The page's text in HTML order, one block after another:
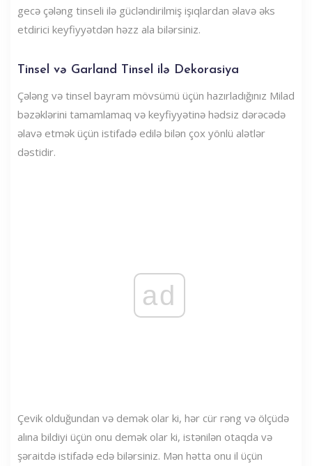
gecə çələng tinseli ilə gücləndirilmiş işıqlardan əlavə əks
etdirici keyfiyyətdən həzz ala bilərsiniz.
Tinsel və Garland Tinsel ilə Dekorasiya
Çələng və tinsel bayram mövsümü üçün hazırladığınız Milad
bəzəklərini tamamlamaq və keyfiyyətinə hədsiz dərəcədə
əlavə etmək üçün istifadə edilə bilən çox yönlü alətlər
dəstidir.
ad
Çevik olduğundan və demək olar ki, hər cür rəng və ölçüdə
alına bildiyi üçün onu demək olar ki, istənilən otaqda və
şəraitdə istifadə edə bilərsiniz. Mən hətta onu il üçün